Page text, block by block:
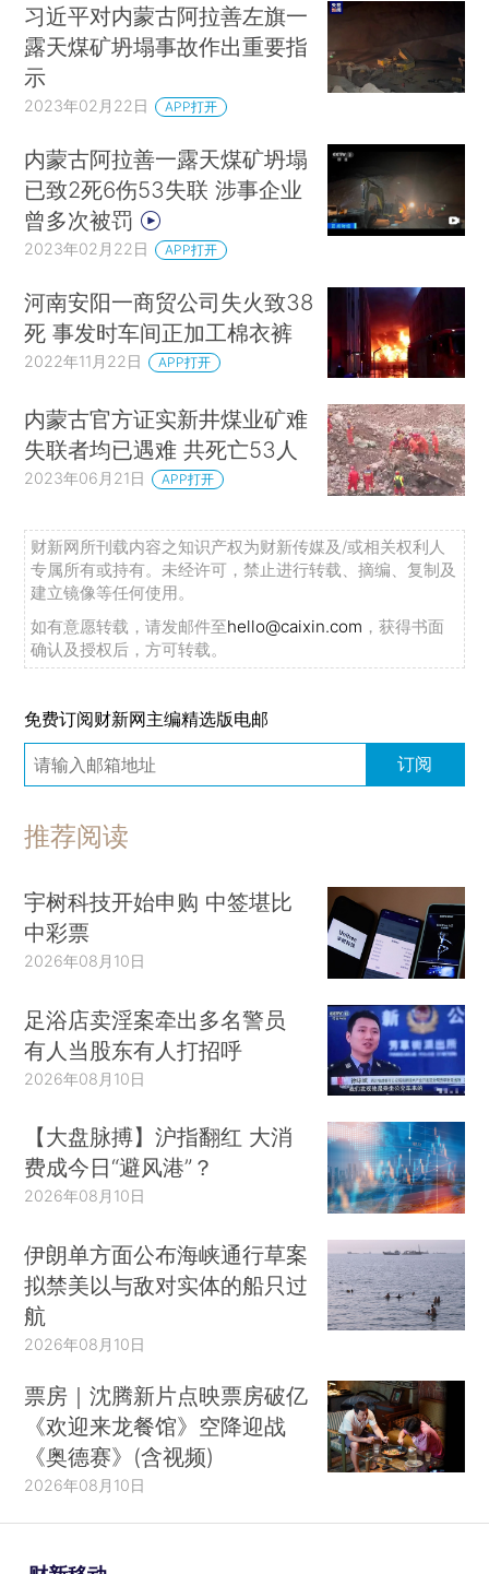
习近平对内蒙古阿拉善左旗一
露天煤矿坍塌事故作出重要指
示
2023年02月22日 APP打开
内蒙古阿拉善一露天煤矿坍塌
已致2死6伤53失联 涉事企业
曾多次被罚
2023年02月22日 APP打开
河南安阳一商贸公司失火致38
死 事发时车间正加工棉衣裤
2022年11月22日 APP打开
内蒙古官方证实新井煤业矿难
失联者均已遇难 共死亡53人
2023年06月21日 APP打开
财新网所刊载内容之知识产权为财新传媒及/或相关权利人
专属所有或持有。未经许可，禁止进行转载、摘编、复制及
建立镜像等任何使用。
如有意愿转载，请发邮件至hello@caixin.com ，获得书面
确认及授权后，方可转载。
免费订阅财新网主编精选版电邮
订阅
推荐阅读
宇树科技开始申购 中签堪比
中彩票
2026年08月10日
足浴店卖淫案牵出多名警员
有人当股东有人打招呼
2026年08月10日
【大盘脉搏】沪指翻红 大消
费成今日“避风港”？
2026年08月10日
伊朗单方面公布海峡通行草案
拟禁美以与敌对实体的船只过
航
2026年08月10日
票房｜沈腾新片点映票房破亿
《欢迎来龙餐馆》空降迎战
《奥德赛》(含视频)
2026年08月10日